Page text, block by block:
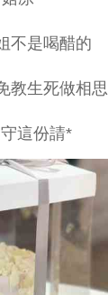
不是喝醋的
教生死做相思
這份請*